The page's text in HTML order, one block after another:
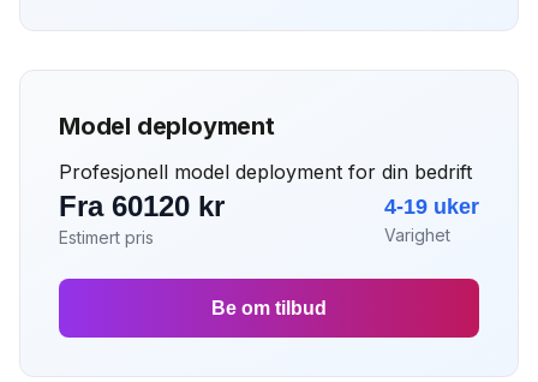
Model deployment
Profesjonell model deployment for din bedrift
Fra 60120 kr
Estimert pris
4-19 uker
Varighet
Be om tilbud